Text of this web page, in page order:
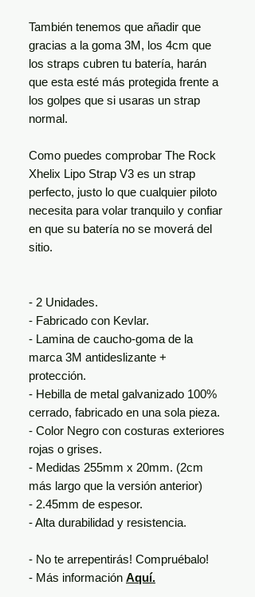
También tenemos que añadir que
gracias a la goma 3M, los 4cm que
los straps cubren tu batería, harán
que esta esté más protegida frente a
los golpes que si usaras un strap
normal.
Como puedes comprobar The Rock
Xhelix Lipo Strap V3 es un strap
perfecto, justo lo que cualquier piloto
necesita para volar tranquilo y confiar
en que su batería no se moverá del
sitio.
- 2 Unidades.
- Fabricado con Kevlar.
- Lamina de caucho-goma de la
marca 3M antideslizante +
protección.
- Hebilla de metal galvanizado 100%
cerrado, fabricado en una sola pieza.
- Color Negro con costuras exteriores
rojas o grises.
- Medidas 255mm x 20mm. (2cm
más largo que la versión anterior)
- 2.45mm de espesor.
- Alta durabilidad y resistencia.
- No te arrepentirás! Compruébalo!
- Más información Aquí.